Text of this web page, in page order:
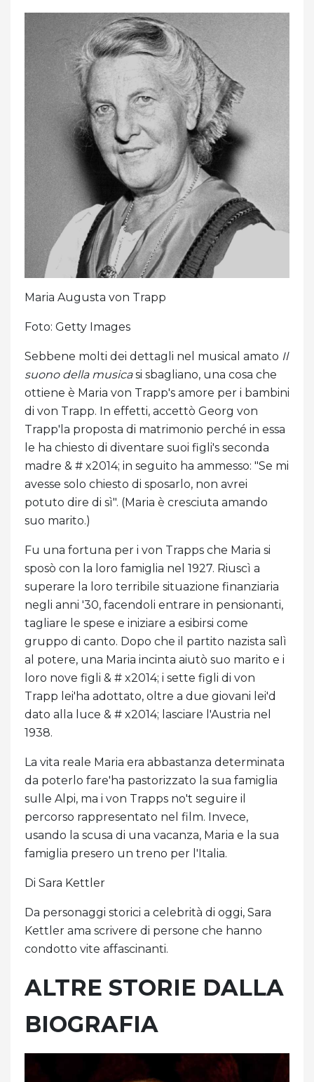
Maria Augusta von Trapp
Foto: Getty Images
Sebbene molti dei dettagli nel musical amato Il
suono della musicasi sbagliano, una cosa che
ottiene è Maria von Trapp's amore per i bambini
di von Trapp. In effetti, accettò Georg von
Trapp'la proposta di matrimonio perché in essa
le ha chiesto di diventare suoi figli's seconda
madre & # x2014; in seguito ha ammesso: "Se mi
avesse solo chiesto di sposarlo, non avrei
potuto dire di sì". (Maria è cresciuta amando
suo marito.)
Fu una fortuna per i von Trapps che Maria si
sposò con la loro famiglia nel 1927. Riuscì a
superare la loro terribile situazione finanziaria
negli anni '30, facendoli entrare in pensionanti,
tagliare le spese e iniziare a esibirsi come
gruppo di canto. Dopo che il partito nazista salì
al potere, una Maria incinta aiutò suo marito e i
loro nove figli & # x2014; i sette figli di von
Trapp lei'ha adottato, oltre a due giovani lei'd
dato alla luce & # x2014; lasciare l'Austria nel
1938.
La vita reale Maria era abbastanza determinata
da poterlo fare'ha pastorizzato la sua famiglia
sulle Alpi, ma i von Trapps no't seguire il
percorso rappresentato nel film. Invece,
usando la scusa di una vacanza, Maria e la sua
famiglia presero un treno per l'Italia.
Di Sara Kettler
Da personaggi storici a celebrità di oggi, Sara
Kettler ama scrivere di persone che hanno
condotto vite affascinanti.
ALTRE STORIE DALLA
BIOGRAFIA